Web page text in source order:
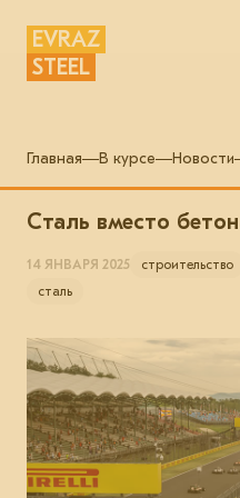
EVRAZ
STEEL
Главная В курсе Новости
Сталь вместо
14 ЯНВАРЯ 2025 строительство
сталь